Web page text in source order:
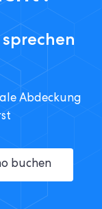
Abdeckung
buchen